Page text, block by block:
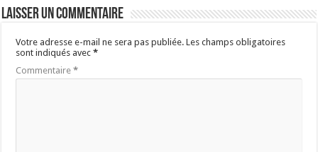
Laisser un commentaire
Votre adresse e-mail ne sera pas publiée. Les champs obligatoires
sont indiqués avec*
Commentaire*